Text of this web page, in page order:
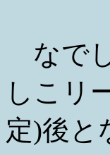
なで
しこリ
定)後と